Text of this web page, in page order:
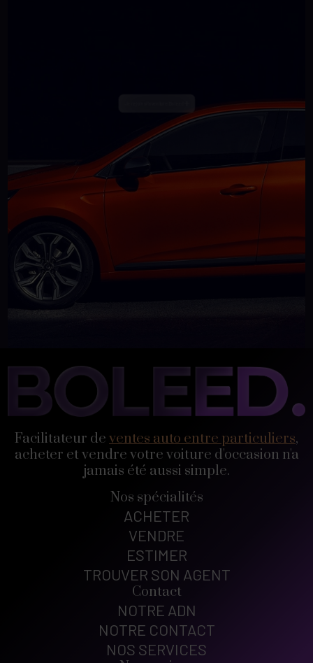
Facilitateur de ventes auto entre particuliers,
acheter et vendre votre voiture d'occasion n'a
jamais été aussi simple.
Nos spécialités
ACHETER
VENDRE
ESTIMER
TROUVER SON AGENT
Contact
NOTRE ADN
NOTRE CONTACT
NOS SERVICES